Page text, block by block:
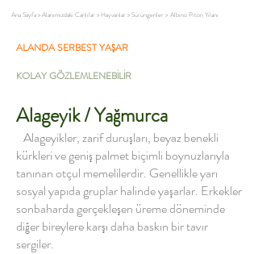
Albino Piton Yılanı
Ana Sayfa>Alanımızdaki Canlılar > Hayvanlar >Sürüngenler >
ALANDA SERBEST YAŞAR
KOLAY GÖZLEMLENEBİLİR
Alageyik / Yağmurca
Alageyikler, zarif duruşları, beyaz benekli
kürkleri ve geniş palmet biçimli boynuzlarıyla
tanınan otçul memelilerdir. Genellikle yarı
sosyal yapıda gruplar halinde yaşarlar. Erkekler
sonbaharda gerçekleşen üreme döneminde
diğer bireylere karşı daha baskın bir tavır
sergiler.